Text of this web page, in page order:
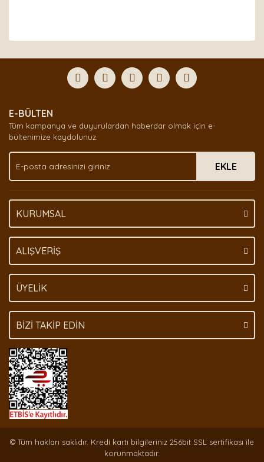
Yorum Yaz
formunu kullanarak tarafımıza iletebilirsiniz.
Görüş ve önerileriniz için teşekkür ederiz.
Ürün açıklamasında eksik bilgiler bulunuyor.
Ürün bilgilerinde hatalar bulunuyor.
Ürün fiyatı diğer sitelerden daha pahalı.
Bu ürüne benzer farklı alternatifler olmalı.
E-BÜLTEN
Tüm kampanya ve duyurulardan haberdar olmak için e-
bültenimize kaydolunuz.
EKLE
KURUMSAL
ALIŞVERİŞ
ÜYELİK
BİZİ TAKİP EDİN
© Tüm hakları saklıdır. Kredi kartı bilgileriniz 256bit SSL sertifikası ile
korunmaktadır.